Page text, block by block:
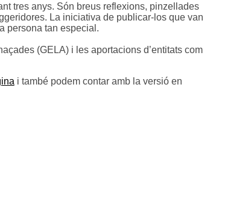
tres anys. Són breus reflexions, pinzellades
La iniciativa de publicar-los que van
persona tan especial.
(GELA) i les aportacions d’entitats com
i també podem contar amb la versió en